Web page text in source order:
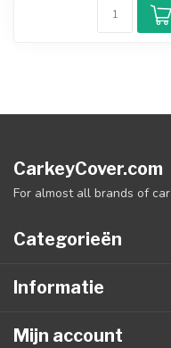
CarkeyCover.com
For almost all brands of car
Categorieën
Informatie
Mijn account